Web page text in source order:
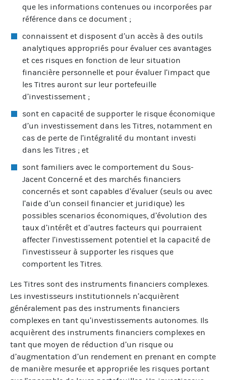
que les informations contenues ou incorporées par
référence dans ce document ;
connaissent et disposent d’un accès à des outils
analytiques appropriés pour évaluer ces avantages
et ces risques en fonction de leur situation
financière personnelle et pour évaluer l’impact que
les Titres auront sur leur portefeuille
d’investissement ;
sont en capacité de supporter le risque économique
d’un investissement dans les Titres, notamment en
cas de perte de l’intégralité du montant investi
dans les Titres ; et
sont familiers avec le comportement du Sous-
Jacent Concerné et des marchés financiers
concernés et sont capables d’évaluer (seuls ou avec
l’aide d’un conseil financier et juridique) les
possibles scenarios économiques, d’évolution des
taux d’intérêt et d’autres facteurs qui pourraient
affecter l’investissement potentiel et la capacité de
l’investisseur à supporter les risques que
comportent les Titres.
Les Titres sont des instruments financiers complexes.
Les investisseurs institutionnels n’acquièrent
généralement pas des instruments financiers
complexes en tant qu’investissements autonomes. Ils
acquièrent des instruments financiers complexes en
tant que moyen de réduction d’un risque ou
d’augmentation d’un rendement en prenant en compte
de manière mesurée et appropriée les risques portant